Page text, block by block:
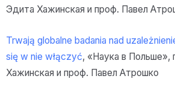
Эдита Хажинская и проф. Павел
Trwają globalne badania nad
się w nie włączyć, «Наука в Польше»,
Хажинская и проф. Павел Атрошко